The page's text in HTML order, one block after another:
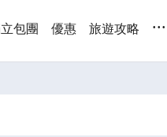
包團 優惠 旅遊攻略 ...